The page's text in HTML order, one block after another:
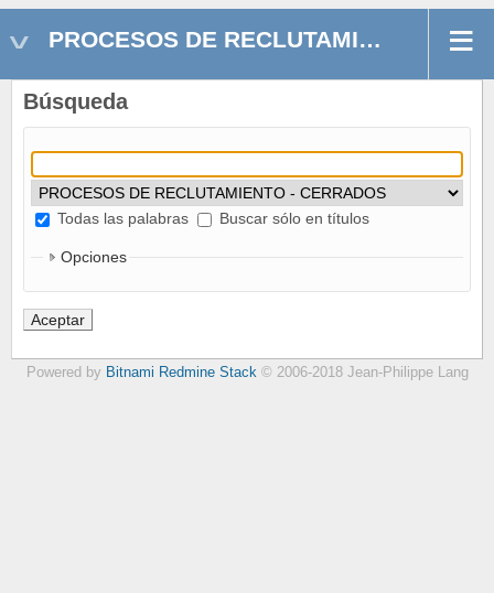
PROCESOS DE RECLUTAMIENTO - CERRADOS
Búsqueda
Todas las palabras Buscar sólo en títulos
Opciones
Powered by Bitnami Redmine Stack © 2006-2018 Jean-Philippe Lang